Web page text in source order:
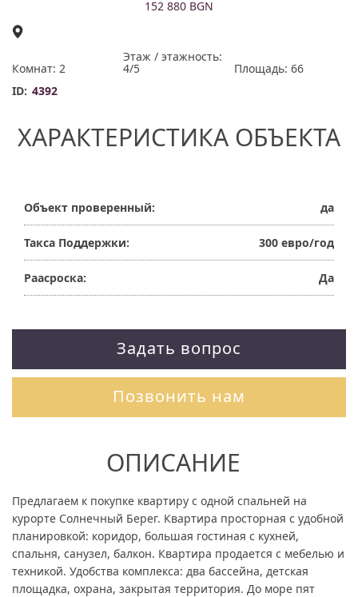
152 880 BGN
Комнат: 2
Этаж / этажность:
4/5
Площадь: 66
ID: 4392
ХАРАКТЕРИСТИКА ОБЪЕКТА
Объект проверенный: да
Такса Поддержки: 300 евро/год
Раасроска: Да
Задать вопрос
Позвонить нам
ОПИСАНИЕ
Предлагаем к покупке квартиру с одной спальней на
курорте Солнечный Берег. Квартира просторная с удобной
планировкой: коридор, большая гостиная с кухней,
спальня, санузел, балкон. Квартира продается с мебелью и
техникой. Удобства комплекса: два бассейна, детская
площадка, охрана, закрытая территория. До море пят